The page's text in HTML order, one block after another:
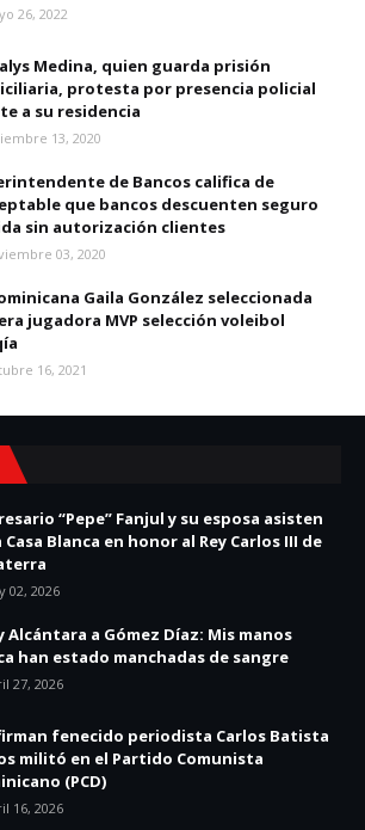
26, 2022
Medina, quien guarda prisión
protesta por presencia policial
a su residencia
13, 2020
de Bancos califica de
que bancos descuenten seguro
sin autorización clientes
03, 2020
Gaila González seleccionada
jugadora MVP selección voleibol
16, 2021
“Pepe” Fanjul y su esposa asisten
Casa Blanca en honor al Rey Carlos III de
02, 2026
Alcántara a Gómez Díaz: Mis manos
han estado manchadas de sangre
27, 2026
fenecido periodista Carlos Batista
militó en el Partido Comunista
(PCD)
16, 2026